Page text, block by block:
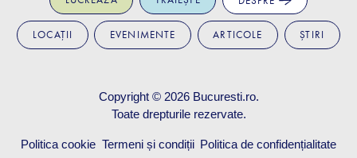
LOCAȚII EVENIMENTE ARTICOLE ȘTIRI
Copyright © 2026 Bucuresti.ro.
Toate drepturile rezervate.
Politica cookie Termeni și condiții Politica de confidențialitate